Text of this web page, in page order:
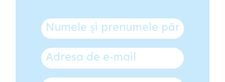
Numele și prenumele părintelui
Adresa de e-mail*